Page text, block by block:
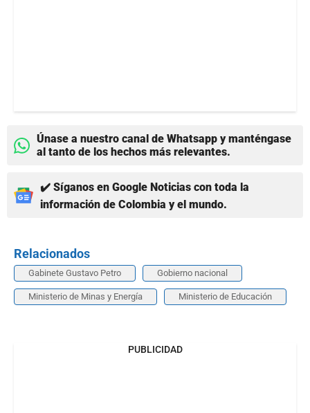
Únase a nuestro canal de Whatsapp y manténgase
al tanto de los hechos más relevantes.
✔️ Síganos en Google Noticias con toda la
información de Colombia y el mundo.
Relacionados
Gabinete Gustavo Petro Gobierno nacional
Ministerio de Minas y Energía Ministerio de Educación
PUBLICIDAD